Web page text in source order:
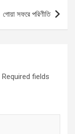
গোয়া সফরে পরিণীতি
Required fields